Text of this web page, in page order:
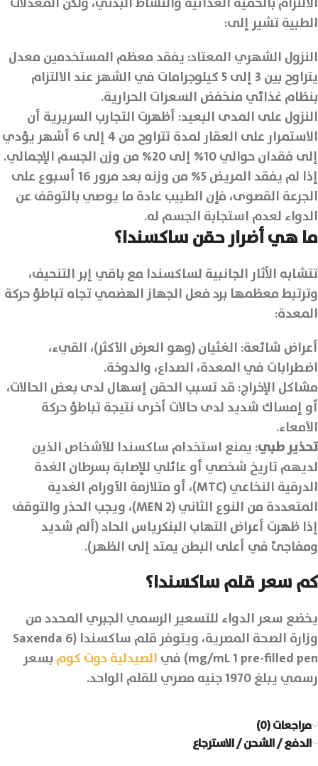
الطبية تشير إلى:
النزول الشهري المعتاد: يفقد معظم المستخدمين معدل
يتراوح بين 3 إلى 5 كيلوجرامات في الشهر عند الالتزام
بنظام غذائي منخفض السعرات الحرارية.
النزول على المدى البعيد: أظهرت التجارب السريرية أن
الاستمرار على العقار لمدة تتراوح من 4 إلى 6 أشهر يؤدي
إلى فقدان حوالي 10% إلى 20% من وزن الجسم الإجمالي.
إذا لم يفقد المريض 5% من وزنه بعد مرور 16 أسبوع على
الجرعة القصوى، فإن الطبيب عادة ما يوصي بالتوقف عن
الدواء لعدم استجابة الجسم له.
ما هي أضرار حقن ساكسندا؟
تتشابه الآثار الجانبية لساكسندا مع باقي إبر التنحيف،
وترتبط معظمها برد فعل الجهاز الهضمي تجاه تباطؤ حركة
المعدة:
أعراض شائعة: الغثيان (وهو العرض الأكثر)، القيء،
اضطرابات في المعدة، الصداع، والدوخة.
مشاكل الإخراج: قد تسبب الحقن إسهال لدى بعض الحالات،
أو إمساك شديد لدى حالات أخرى نتيجة تباطؤ حركة
الأمعاء.
تحذير طبي: يمنع استخدام ساكسندا للأشخاص الذين
لديهم تاريخ شخصي أو عائلي للإصابة بسرطان الغدة
الدرقية النخاعي (MTC)، أو متلازمة الأورام الغدية
المتعددة من النوع الثاني (MEN 2)، ويجب الحذر والتوقف
إذا ظهرت أعراض التهاب البنكرياس الحاد (ألم شديد
ومفاجئ في أعلى البطن يمتد إلى الظهر).
كم سعر قلم ساكسندا؟
يخضع سعر الدواء للتسعير الرسمي الجبري المحدد من
وزارة الصحة المصرية، ويتوفر قلم ساكسندا (Saxenda 6
mg/mL 1 pre-filled pen) في
الصيدلية دوت كوم بسعر
رسمي يبلغ 1970 جنيه مصري للقلم الواحد.
مراجعات (0)
الدفع / الشحن / الاسترجاع